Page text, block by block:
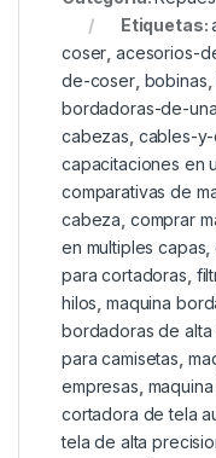
Etiquetas:
coser ,acesorios-
de-coser, bobinas
bordadoras-de-
cabezas cables-
capacitaciones en
comparativas de
cabeza comprar
en multiples capas ,
para cortadoras
hilos ,maquina
bordadoras de
para camisetas
empresas
cortadora de tela
tela de alta